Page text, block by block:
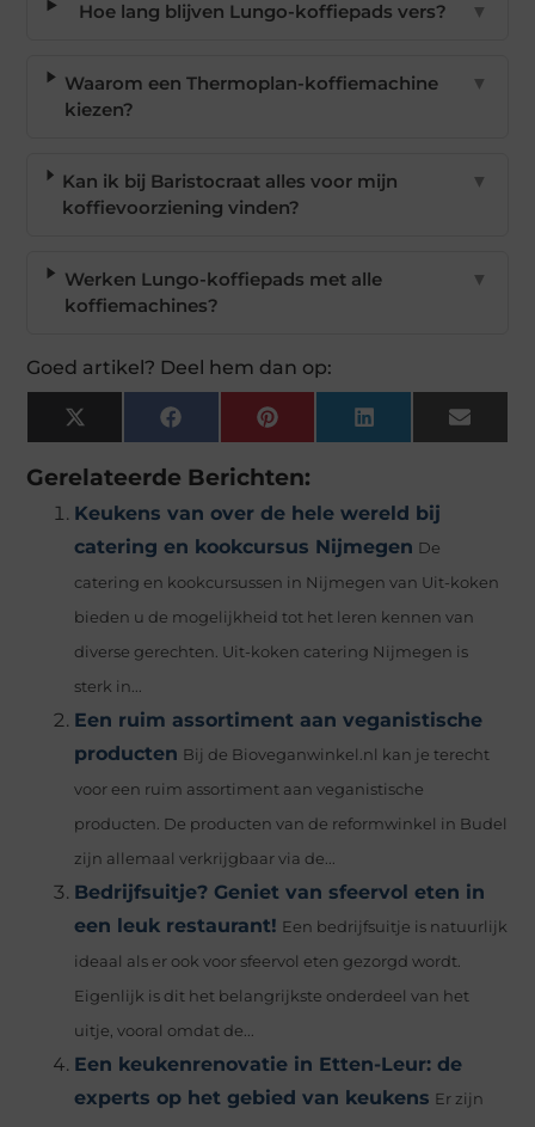
Hoe lang blijven Lungo-koffiepads vers? ▼
Waarom een Thermoplan-koffiemachine
kiezen?
▼
Kan ik bij Baristocraat alles voor mijn
koffievoorziening vinden?
▼
Werken Lungo-koffiepads met alle
koffiemachines?
▼
Goed artikel? Deel hem dan op:
X
(Twitter)
FacebookPinterest LinkedIn Email
Gerelateerde Berichten:
Keukens van over de hele wereld bij
catering en kookcursus Nijmegen De
catering en kookcursussen in Nijmegen van Uit-koken
bieden u de mogelijkheid tot het leren kennen van
diverse gerechten. Uit-koken catering Nijmegen is
sterk in...
Een ruim assortiment aan veganistische
producten Bij de Bioveganwinkel.nl kan je terecht
voor een ruim assortiment aan veganistische
producten. De producten van de reformwinkel in Budel
zijn allemaal verkrijgbaar via de...
Bedrijfsuitje? Geniet van sfeervol eten in
een leuk restaurant! Een bedrijfsuitje is natuurlijk
ideaal als er ook voor sfeervol eten gezorgd wordt.
Eigenlijk is dit het belangrijkste onderdeel van het
uitje, vooral omdat de...
Een keukenrenovatie in Etten-Leur: de
experts op het gebied van keukens Er zijn